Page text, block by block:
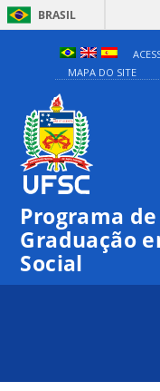
BRASIL
MAPA DO SITE
Programa de
Graduação
Social